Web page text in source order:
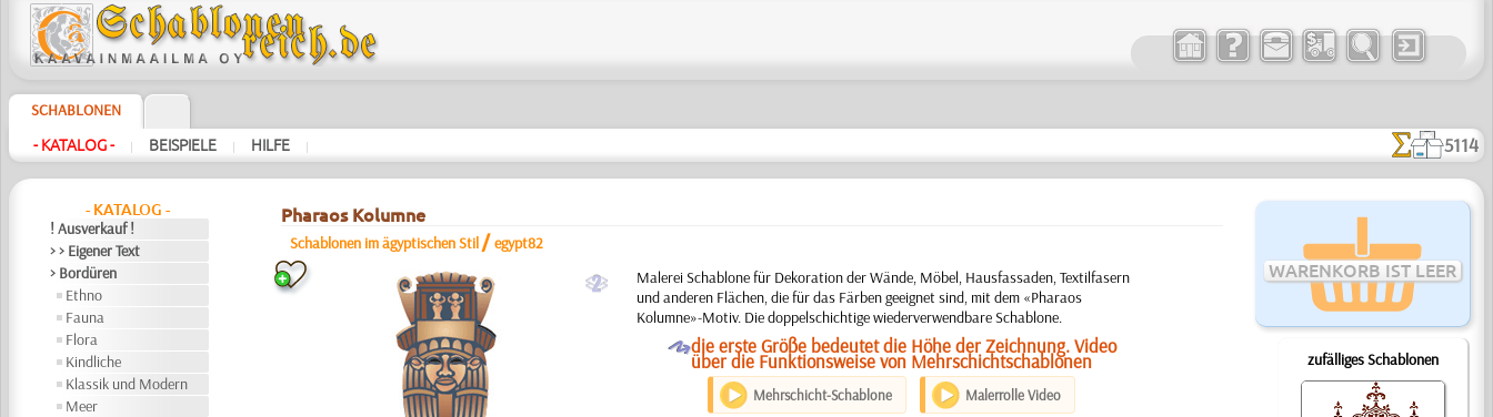
SCHABLONEN
- KATALOG - | BEISPIELE | HILFE | 5114
- KATALOG -
! Ausverkauf !
> > Eigener Text
> Bordüren
Ethno
Fauna
Flora
Kindliche
Klassik und Modern
Meer
WARENKORB IST LEER
zufälliges Schablonen
Pharaos Kolumne
Schablonen im ägyptischen Stil /egypt82
b
Malerei Schablone für Dekoration der Wände, Möbel, Hausfassaden, Textilfasern
und anderen Flächen, die für das Färben geeignet sind, mit dem «Pharaos
Kolumne»-Motiv. Die doppelschichtige wiederverwendbare Schablone.
Odie erste Größe bedeutet die Höhe der Zeichnung. Video
über die Funktionsweise von Mehrschichtschablonen
Mehrschicht-Schablone Malerrolle Video